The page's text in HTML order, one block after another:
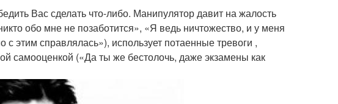
Вас сделать что-либо. Манипулятор давит на жалость
обо мне не позаботится», «Я ведь ничтожество, и у меня
с этим справлялась»), использует потаенные тревоги ,
самооценкой («Да ты же бестолочь, даже экзамены как